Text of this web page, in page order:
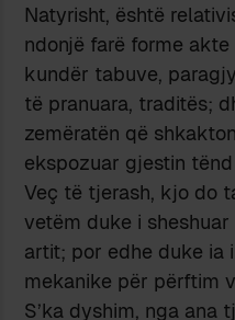
Natyrisht, është
ndonjë farë forme
kundër tabuve,
të pranuara, traditës;
zemëratën që
ekspozuar gjestin
Veç të tjerash, kjo do
vetëm duke i
artit; por edhe duke ia
mekanike për përftim
S’ka dyshim, nga ana